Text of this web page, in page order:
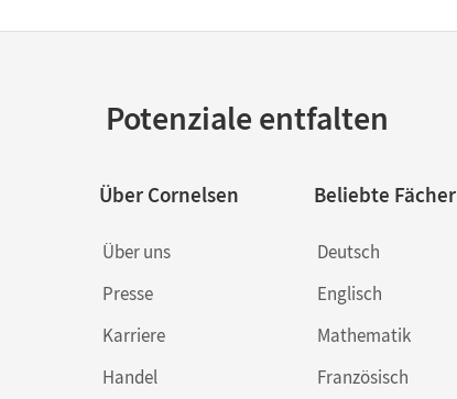
Potenziale entfalten
Über Cornelsen
Über uns
Presse
Karriere
Handel
Beliebte Fächer
Deutsch
Englisch
Mathematik
Französisch